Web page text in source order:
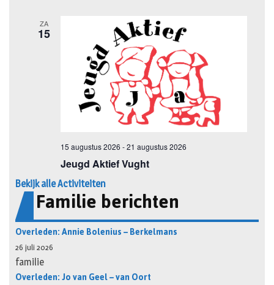
Bekijk alle Activiteiten
Familie berichten
Overleden: Annie Bolenius – Berkelmans
26 juli 2026
familie
Overleden: Jo van Geel – van Oort